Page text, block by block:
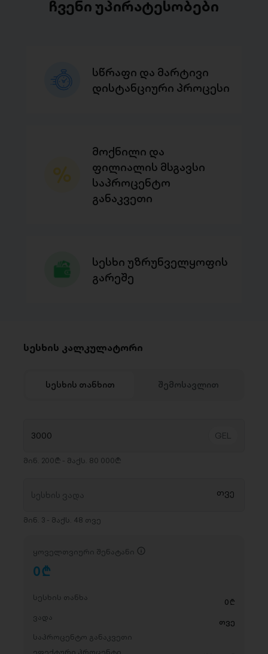
ჩვენი უპირატესობები
სწრაფი და მარტივი
დისტანციური პროცესი
მოქნილი და
ფილიალის მსგავსი
საპროცენტო
განაკვეთი
სესხი უზრუნველყოფის
გარეშე
სესხის კალკულატორი
სესხის თანხით შემოსავლით
მინ. 200₾ - მაქს. 80 000₾
მინ. 3 - მაქს. 48 თვე
ყოველთვიური შენატანი
0D
სესხის თანხა 0 D
ვადა
თვე
საპროცენტო განაკვეთი
ეფექტური პროცენტი